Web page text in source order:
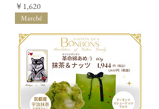
価格
￥1,620
Marché